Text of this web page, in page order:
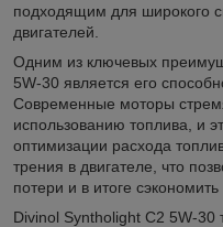
подходящим для широкого
двигателей.
Одним из ключевых
5W-30 является его
Современные моторы
использованию топлива, и
оптимизации расхода
трения в двигателе, что
потери и в итоге
Divinol Syntholight C2 5W-30